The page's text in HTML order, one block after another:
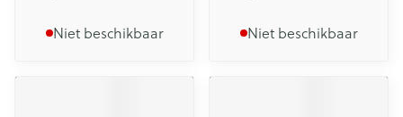
Niet beschikbaar Niet beschikbaar